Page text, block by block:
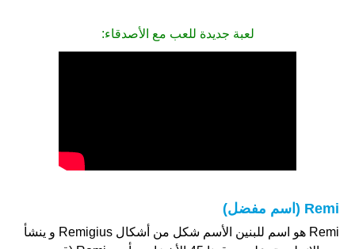
لعبة جديدة للعب مع الأصدقاء:
Remi (اسم مفضل)
Remi هو اسم للبنين الأسم شكل من أشكال Remigius و ينشأ